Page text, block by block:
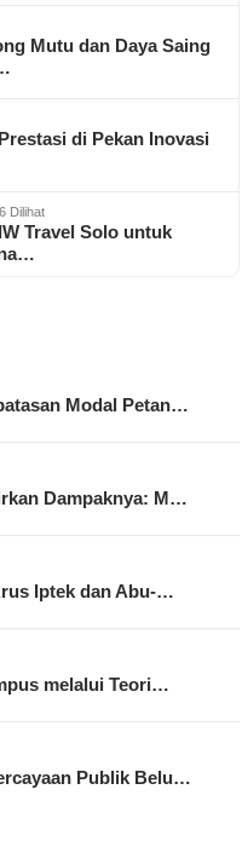
Mutu dan Daya Saing
di Pekan Inovasi
Dilihat
Travel Solo untuk
Modal Petan…
Dampaknya: M…
Iptek dan Abu-…
melalui Teori…
Publik Belu…